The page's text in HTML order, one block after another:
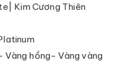
Kim Cương Thiên
Vàng hồng- Vàng vàng